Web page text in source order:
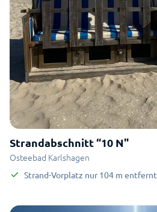
Strandabschnitt “10 N"
Osteebad Karlshagen
Strand-Vorplatz nur 104 m entfernt